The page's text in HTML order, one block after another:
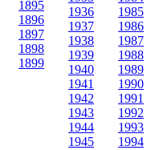
1895
1896
1897
1898
1899
1936
1937
1938
1939
1940
1941
1942
1943
1944
1945
1985
1986
1987
1988
1989
1990
1991
1992
1993
1994